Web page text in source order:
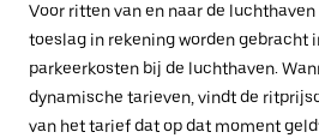
Voor ritten van en naar de
toeslag in rekening worden gebracht
parkeerkosten bij de luchthaven.
dynamische tarieven, vindt de
van het tarief dat op dat moment